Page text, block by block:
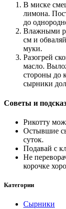
В миске
лимона.
до
Влажными
см и
муки.
Разогрей
масло.
стороны до
сырники
Советы и
Рикотту
Остывшие
суток.
Подавай с
Не
корочке
Категории
Сырники